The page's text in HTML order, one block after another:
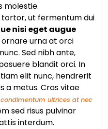
molestie.
tortor, ut fermentum dui
nisi eget augue
ornare urna at orci
Sed nibh ante,
blandit orci. In
elit nunc, hendrerit
a metus. Cras vitae
ultrices at nec
sed risus pulvinar
interdum.